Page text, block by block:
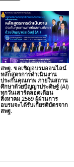
สพฐ. ขอเชิญอบรมออนไลน์
หลักสูตรการดำเนินงาน
ประกันคุณภาพ ภายในสถาน
ศึกษาด้วยปัญญาประดิษฐ์ (AI)
ทุกวันเสาร์ตลอดเดือน
สิงหาคม 2569 ผู้ผ่านการ
อบรมจะได้รับเกียรติบัตรจาก
สพฐ.